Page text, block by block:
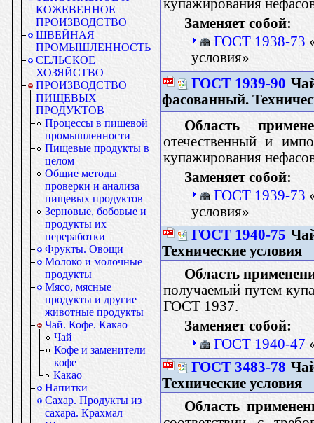
КОЖЕВЕННОЕ
ПРОИЗВОДСТВО
ШВЕЙНАЯ
ПРОМЫШЛЕННОСТЬ
СЕЛЬСКОЕ
ХОЗЯЙСТВО
ПРОИЗВОДСТВО
ПИЩЕВЫХ
ПРОДУКТОВ
Процессы в пищевой
промышленности
Пищевые продукты в
целом
Общие методы
проверки и анализа
пищевых продуктов
Зерновые, бобовые и
продукты их
переработки
Фрукты. Овощи
Молоко и молочные
продукты
Мясо, мясные
продукты и другие
животные продукты
Чай. Кофе. Какао
Чай
Кофе и заменители
кофе
Какао
Напитки
Сахар. Продукты из
сахара. Крахмал
купажирования
Заменяет собой:
ГОСТ 1938-73
условия»
ГОСТ 1939-90
фасованный.
Область
отечественный и
купажирования
Заменяет собой:
ГОСТ 1939-73
условия»
ГОСТ 1940-75
Технические условия
Область
получаемый путем
ГОСТ 1937.
Заменяет собой:
ГОСТ 1940-47
ГОСТ 3483-78
Технические условия
Область